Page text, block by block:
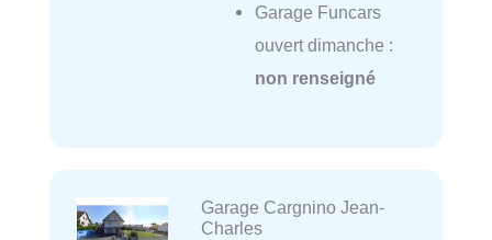
Garage Funcars
ouvert dimanche :
non renseigné
Garage Cargnino Jean-
Charles